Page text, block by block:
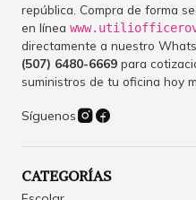
república. Compra de forma
en línea
directamente a nuestro
(507) 6480-6669 para
suministros de tu oficina hoy
Síguenos
CATEGORÍAS